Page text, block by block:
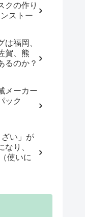
クの作り
ストー
は福岡、
賀、熊
るのか？
メーカー
ック
ざい」が
なり、
使いに